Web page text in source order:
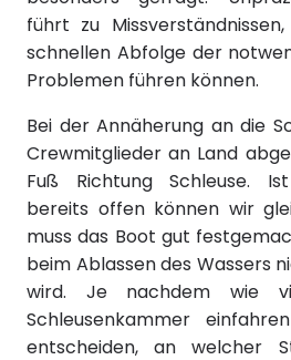
führt zu
schnellen Abfolge der
Problemen führen können.
Bei der Annäherung an die
Crewmitglieder an Land
Fuß Richtung Schleuse.
bereits offen können wir
muss das Boot gut
beim Ablassen des Wassers
wird. Je nachdem wie
Schleusenkammer
entscheiden, an welcher